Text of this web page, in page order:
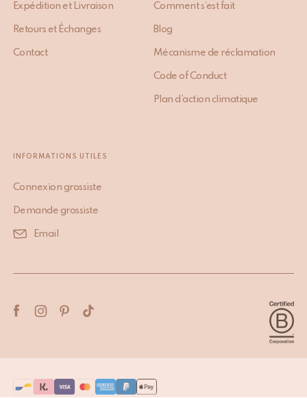
Expédition et Livraison
Retours et Échanges
Contact
Comment s’est fait
Blog
Mécanisme de réclamation
Code of Conduct
Plan d’action climatique
INFORMATIONS UTILES
Connexion grossiste
Demande grossiste
Email